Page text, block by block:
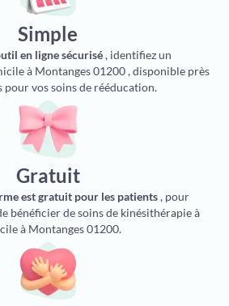
Simple
en ligne sécurisé, identifiez un
à Montanges 01200 , disponible près
pour vos soins de rééducation.
Gratuit
est gratuit pour les patients, pour
bénéficier de soins de kinésithérapie à
à Montanges 01200.